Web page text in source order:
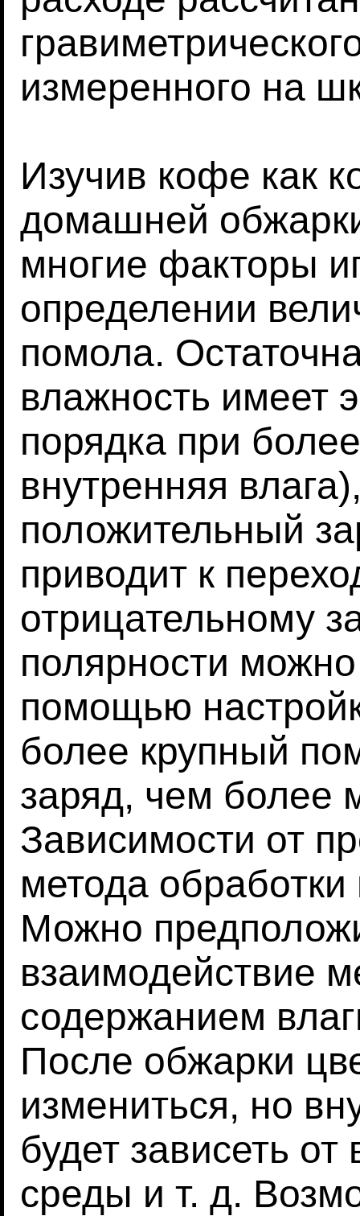
измеренного на
Изучив кофе как
домашней
многие факторы
определении
помола.
влажность имеет
порядка при
внутренняя
положительный
приводит к
отрицательному
полярности
помощью
более крупный
заряд, чем более
Зависимости от
метода
Можно
взаимодействие
содержанием
После обжарки
измениться, но
будет зависеть
среды и т. д.